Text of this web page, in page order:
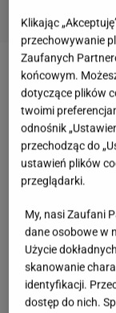
Wielkość
Zdaniem
salon to ten o
łatwo jest
pokój, który
warto
jednej ściany
wcale na tym
Klikając
przechowywanie
Zaufanych
końcowym.
dotyczące plików
twoimi
odnośnik
przechodząc do
ustawień plików
przeglądarki.
My, nasi Zaufani
dane osobowe w
Użycie
skanowanie
identyfikacji.
dostęp do nich.